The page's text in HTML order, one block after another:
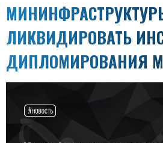
ЛИКВИДИРОВАТЬ
ДИПЛОМИРОВАНИЯ